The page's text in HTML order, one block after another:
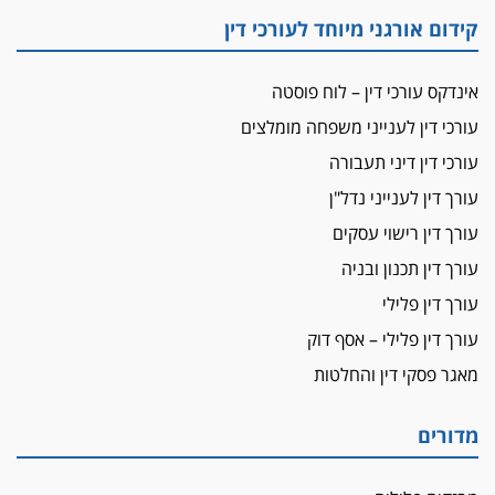
מאסר לעורך הדין
פיקטיביות בשם פלסטינים
על המידתיות
ביה"ד המשמעתי ביטל השעיה לצמיתות של
עורכת-דין שהביעה שמחה ב-7 באוקטובר
אשם
עו"ד הלל בבייב הורשע בהונאת עשרות לקוחות,
ההסדר: 7-9 שנות מאסר
דין ומקרקעין
עורך דין ברמת השרון נחקר בחשד למרמה בעסקת
תובעת משטרתית פוטרה בחשד לעישון סמים
שנחשף בפעילות בלשים בטלגרם
קידום אורגני מיוחד לעורכי דין
אינדקס עורכי דין – לוח פוסטה
עורכי דין לענייני משפחה מומלצים
עורכי דין דיני תעבורה
עורך דין לענייני נדל"ן
עורך דין רישוי עסקים
עורך דין תכנון ובניה
עורך דין פלילי
עורך דין פלילי – אסף דוק
מאגר פסקי דין והחלטות
מדורים